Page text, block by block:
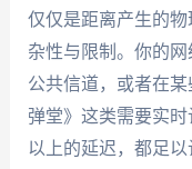
仅仅是距离产生的
杂性与限制。你的
公共信道，或者在
弹堂》这类需要实
以上的延迟，都足